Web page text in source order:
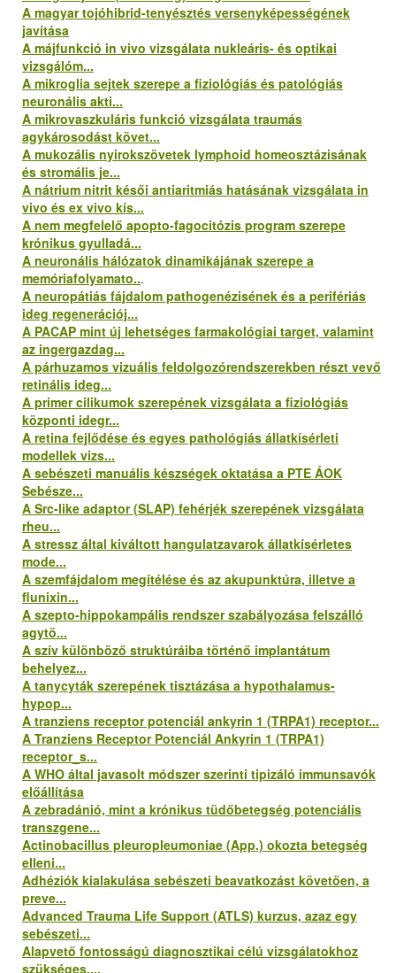
A magyar tojóhibrid-tenyésztés versenyképességének
javítása
A májfunkció in vivo vizsgálata nukleáris- és optikai
vizsgálóm...
A mikroglia sejtek szerepe a fiziológiás és patológiás
neuronális akti...
A mikrovaszkuláris funkció vizsgálata traumás
agykárosodást követ...
A mukozális nyirokszövetek lymphoid homeosztázisának
és stromális je...
A nátrium nitrit késői antiaritmiás hatásának vizsgálata in
vivo és ex vivo kís...
A nem megfelelő apopto-fagocitózis program szerepe
krónikus gyulladá...
A neuronális hálózatok dinamikájának szerepe a
memóriafolyamato...
A neuropátiás fájdalom pathogenézisének és a perifériás
ideg regenerációj...
A PACAP mint új lehetséges farmakológiai target, valamint
az ingergazdag...
A párhuzamos vizuális feldolgozórendszerekben részt vevő
retinális ideg...
A primer cilikumok szerepének vizsgálata a fiziológiás
központi idegr...
A retina fejlődése és egyes pathológiás állatkísérleti
modellek vizs...
A sebészeti manuális készségek oktatása a PTE ÁOK
Sebésze...
A Src-like adaptor (SLAP) fehérjék szerepének vizsgálata
rheu...
A stressz által kiváltott hangulatzavarok állatkísérletes
mode...
A szemfájdalom megítélése és az akupunktúra, illetve a
flunixin...
A szepto-hippokampális rendszer szabályozása felszálló
agytö...
A szív különböző struktúráiba történő implantátum
behelyez...
A tanycyták szerepének tisztázása a hypothalamus-
hypop...
A tranziens receptor potenciál ankyrin 1 (TRPA1) receptor...
A Tranziens Receptor Potenciál Ankyrin 1 (TRPA1)
receptor_s...
A WHO által javasolt módszer szerinti tipizáló immunsavók
előállítása
A zebradánió, mint a krónikus tüdőbetegség potenciális
transzgene...
Actinobacillus pleuropleumoniae (App.) okozta betegség
elleni...
Adhéziók kialakulása sebészeti beavatkozást követően, a
preve...
Advanced Trauma Life Support (ATLS) kurzus, azaz egy
sebészeti...
Alapvető fontosságú diagnosztikai célú vizsgálatokhoz
szükséges....